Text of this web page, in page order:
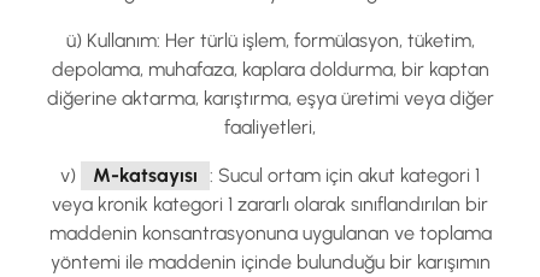
ü) Kullanım: Her türlü işlem, formülasyon, tüketim,
depolama, muhafaza, kaplara doldurma, bir kaptan
diğerine aktarma, karıştırma, eşya üretimi veya diğer
faaliyetleri,
v) M-katsayısı : Sucul ortam için akut kategori 1
veya kronik kategori 1 zararlı olarak sınıflandırılan bir
maddenin konsantrasyonuna uygulanan ve toplama
yöntemi ile maddenin içinde bulunduğu bir karışımın